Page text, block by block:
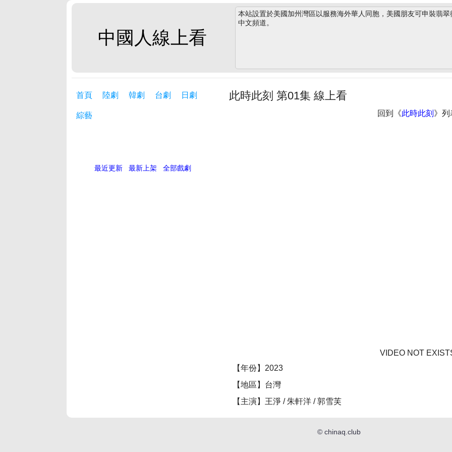
中國人線上看
本站設置於美國加州灣區以服務海外華人同胞，美國朋友可申裝翡
中文頻道。
首頁 陸劇 韓劇 台劇 日劇
綜藝
最近更新 最新上架 全部戲劇
此時此刻 第01集 線上看
回到《此時此刻 》列
VIDEO NOT
【年份】2023
【地區】台灣
【主演】王淨 / 朱軒洋 / 郭雪芙
© chinaq.club